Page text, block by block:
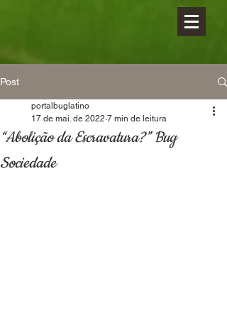
Post
“Abolição da Escravatura?” Bug
Sociedade
portalbuglatino
17 de mai. de 2022 7 min de leitura